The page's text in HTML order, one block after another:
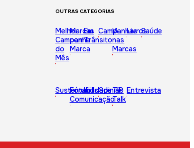
OUTRAS CATEGORIAS
Melhor
Campanha
do
Mês
Marcas
com
Marca
Em
Trânsito
Campanhas
IA
nas
Marcas
LivrosSaúde
Sustentabilidade
Fórum
Comunicação
KidsOpinião
TIP
Talk
Entrevista